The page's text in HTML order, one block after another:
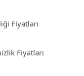
Fiyatları
Fiyatları